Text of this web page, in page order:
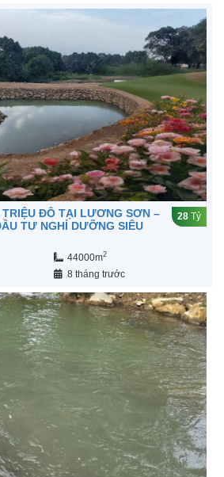
ĐÔ TẠI LƯƠNG SƠN –
TƯ NGHỈ DƯỠNG SIÊU
28 Tỷ
44000m2
8 tháng trước